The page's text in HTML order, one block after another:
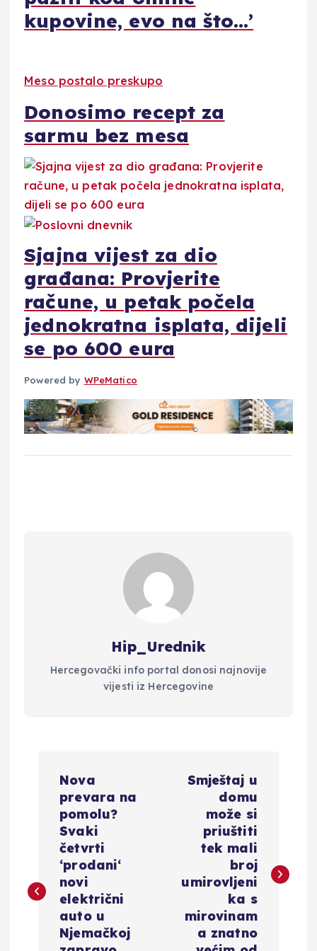
kupovine, evo na što…’
Meso postalo preskupo
Donosimo recept za
sarmu bez mesa
Sjajna vijest za dio
građana: Provjerite
račune, u petak počela
jednokratna isplata, dijeli
se po 600 eura
Powered by WPeMatico
Hip_Urednik
Hercegovački info portal donosi najnovije
vijesti iz Hercegovine
g
​Nova
prevara na
pomolu?
Svaki
četvrti
‘prodani‘
novi
električni
auto u
Njemačkoj
Smještaj u
domu
može si
priuštiti
tek mali
broj
umirovljeni
ka s
mirovinam
a znatno